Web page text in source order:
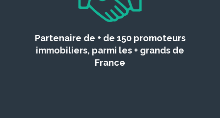
Partenaire de + de 150 promoteurs
immobiliers, parmi les + grands de
France